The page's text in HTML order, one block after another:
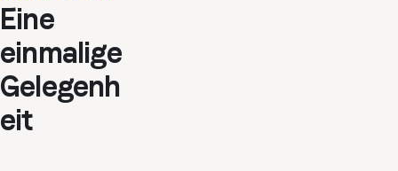
Eine
einmalige
Gelegenh
eit